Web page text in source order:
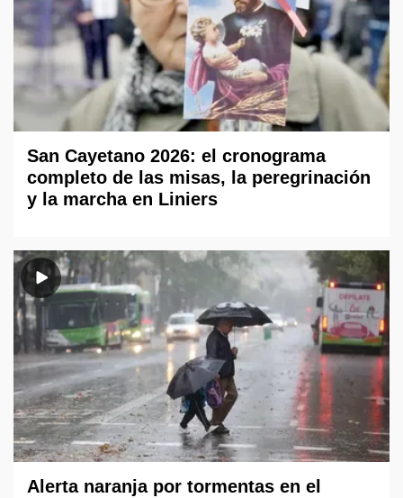
San Cayetano 2026: el cronograma
completo de las misas, la peregrinación
y la marcha en Liniers
Alerta naranja por tormentas en el